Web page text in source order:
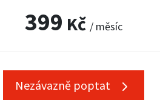
399 Kč / měsíc
Nezávazně poptat